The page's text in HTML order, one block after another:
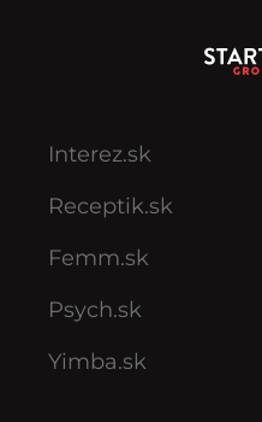
Interez.sk
Receptik.sk
Femm.sk
Psych.sk
Yimba.sk